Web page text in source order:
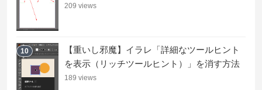
209 views
10
【重いし邪魔】イラレ「詳細なツールヒント
を表示（リッチツールヒント）」を消す方法
189 views